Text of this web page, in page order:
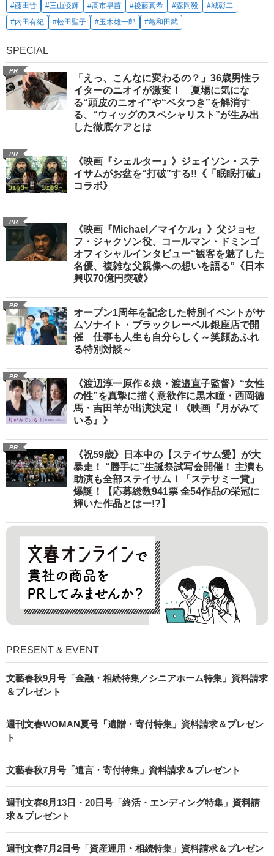
#藤田晋 #三山凌輝 #高市早苗 #後藤真希 #森岡毅
#城彰二
#内田有紀
#松田聖子 #玉木雄一郎 #亀和田武
SPECIAL
PR
「えっ、こんなに変わるの？」36歳男性ラ
イターのニオイが激変！ 夏場に気にな
る“頭皮のニオイ”や“ベタつき”を解消す
る、“ウィッグのスペシャリスト”が生み出
した徹底ケアとは
PR
《映画『シェルター』》ジェイソン・ステ
イサムがお盆を“打破”する!!《「眠眠打破」
コラボ》
PR
《映画『Michael／マイケル』》父ジョセ
フ・ジャクソン役、コールマン・ドミンゴ
オフィシャルインタビュー“観客を魅了した
名優、複雑な父親像への想いを語る”《日本
興収70億円突破》
PR
オープン1周年を記念した特別イベントがサ
ムソナイト・ブラックレーベル銀座店で開
催 仕事も人生も自分らしく～笑顔あふれ
る特別対談～
PR
《渡辺淳一原作＆娘・渡邉直子監督》“女性
の性”を真摯に描く意欲作に黒木瞳・西岡德
馬・吉田羊が出演決定！《映画『月がみて
いる』》
PR
《祝59歳》日本中の【ステイサム愛】が大
暴走！ “勝手に”生誕祭試写会開催！ 主演も
助演も全部ステイサム！「ステサミー賞」
爆誕！【応募総数941票 全54作品の栄冠に
輝いた作品とはー!?】
PRESENT & EVENT
文藝春秋9月号「金融・相続特集／シニアホーム特集」資料請求
＆プレゼント
週刊文春WOMAN夏号「遺贈・寄付特集」資料請求＆プレゼン
ト
文藝春秋7月号「遺言・寄付特集」資料請求＆プレゼント
週刊文春8月13日・20日号「終活・エンディング特集」資料請
求＆プレゼント
週刊文春7月2日号「資産運用・相続特集」資料請求＆プレゼン